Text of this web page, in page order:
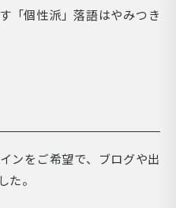
「個性派」落語はやみつき
ンをご希望で、ブログや出
た。